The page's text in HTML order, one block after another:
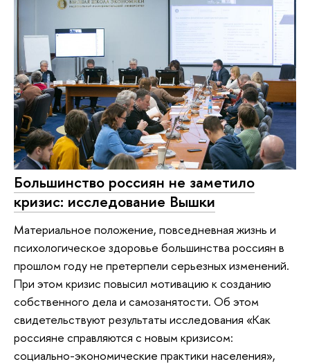
Большинство россиян не заметило
кризис: исследование Вышки
Материальное положение, повседневная жизнь и
психологическое здоровье большинства россиян в
прошлом году не претерпели серьезных изменений.
При этом кризис повысил мотивацию к созданию
собственного дела и самозанятости. Об этом
свидетельствуют результаты исследования «Как
россияне справляются с новым кризисом:
социально-экономические практики населения»,